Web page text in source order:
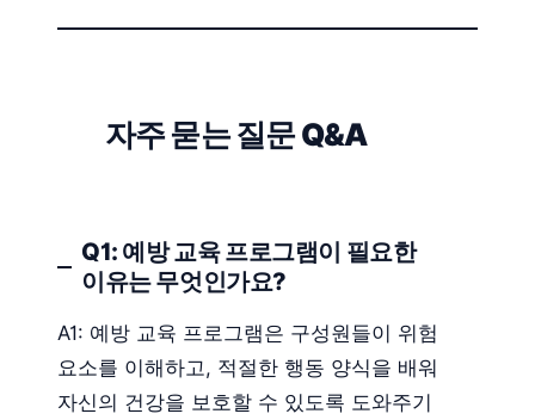
자주 묻는 질문 Q&A
Q1: 예방 교육 프로그램이 필요한
이유는 무엇인가요?
A1: 예방 교육 프로그램은 구성원들이 위험
요소를 이해하고, 적절한 행동 양식을 배워
자신의 건강을 보호할 수 있도록 도와주기